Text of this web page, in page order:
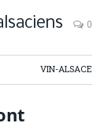
0
VIN-ALSACE